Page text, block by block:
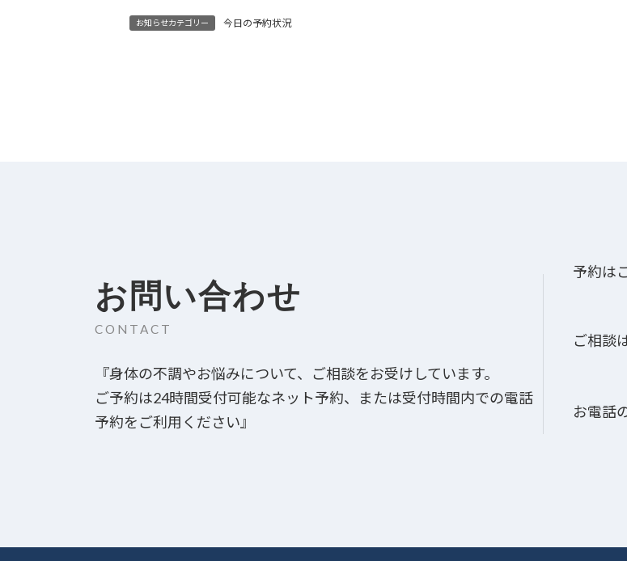
お知らせカテゴリー 今日の予約状況
お問い合わせ
CONTACT
『身体の不調やお悩みについて、ご相談をお受けしています。
ご予約は24時間受付可能なネット予約、または受付時間内での電話
予約をご利用ください』
予約は
ご相談
お電話